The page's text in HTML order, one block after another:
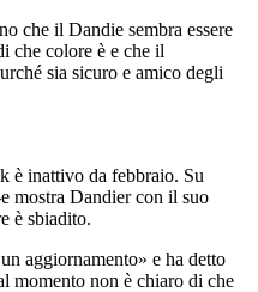
che il Dandie sembra essere
che colore è e che il
sia sicuro e amico degli
è inattivo da febbraio. Su
mostra Dandier con il suo
è sbiadito.
aggiornamento» e ha detto
momento non è chiaro di che